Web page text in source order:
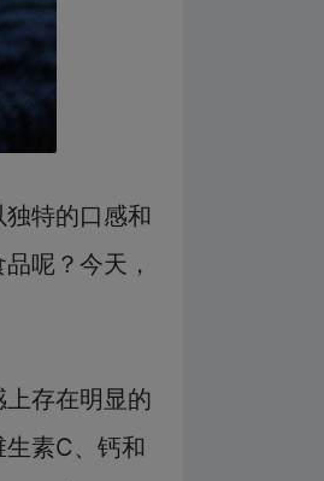
特的口感和
呢？今天，
存在明显的
素C、钙和